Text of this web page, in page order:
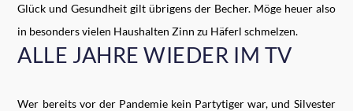
Glück und Gesundheit gilt übrigens der Becher. Möge heuer also
in besonders vielen Haushalten Zinn zu Häferl schmelzen.
ALLE JAHRE WIEDER IM TV
Wer bereits vor der Pandemie kein Partytiger war, und Silvester